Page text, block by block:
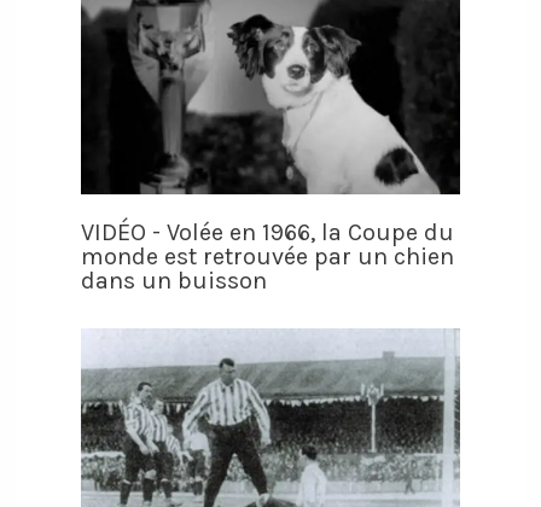
VIDÉO - Volée en 1966, la Coupe du
monde est retrouvée par un chien
dans un buisson